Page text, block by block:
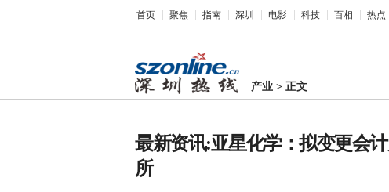
首页 聚焦 指南 深圳 电影 科技 百相 热点
产业 >正文
最新资讯:亚星化学：拟变更会
所